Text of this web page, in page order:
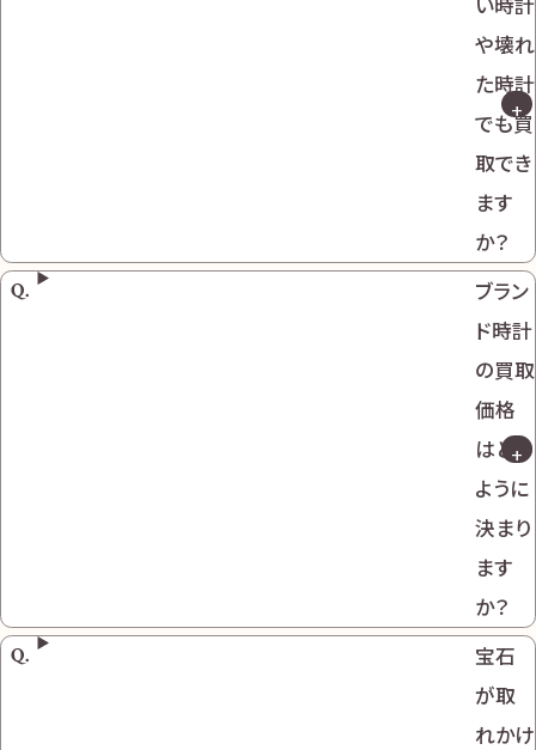
や壊れ
た時計
でも買
取でき
ます
か？
ブラン
ド時計
の買取
価格
はどの
ように
決まり
ます
か？
宝石
が取
れかけ